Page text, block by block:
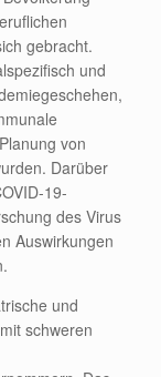
gebracht.
und
von
Darüber
19-
des Virus
Auswirkungen
und
schweren